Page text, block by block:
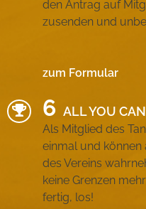
den Antrag auf
zusenden und
zum Formular
ALL YOU
Als Mitglied des
einmal und
des Vereins
keine Grenzen
fertig, los!